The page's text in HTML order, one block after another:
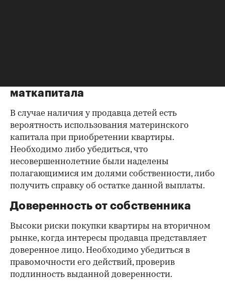
маткапитала
В случае наличия у продавца детей есть
вероятность использования материнского
капитала при приобретении квартиры.
Необходимо либо убедиться, что
несовершеннолетние были наделены
полагающимися им долями собственности, либо
получить справку об остатке данной выплаты.
Доверенность от собственника
Высоки риски покупки квартиры на вторичном
рынке, когда интересы продавца представляет
доверенное лицо. Необходимо убедиться в
правомочности его действий, проверив
подлинность выданной доверенности.